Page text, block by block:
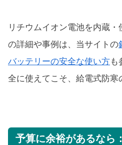
リチウムイオン電池を内蔵
の詳細や事例は、当サイトの
バッテリーの安全な使い方も
全に使えてこそ、給電式防寒
予算に余裕があるなら